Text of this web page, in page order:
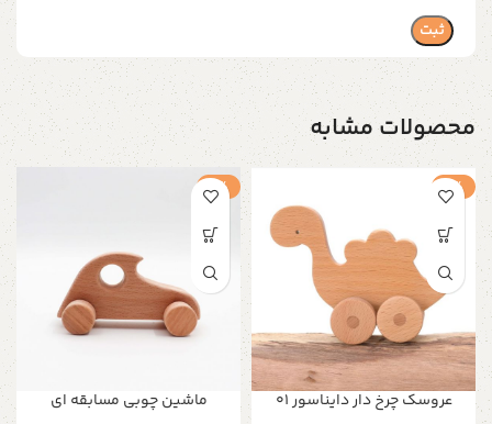
محصولات مشابه
-1%
عروسک چرخ دار دایناسور 01
-1%
ماشین چوبی مسابقه ای